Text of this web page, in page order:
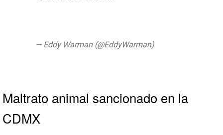
— Eddy Warman (@EddyWarman)
Maltrato animal sancionado en la
CDMX